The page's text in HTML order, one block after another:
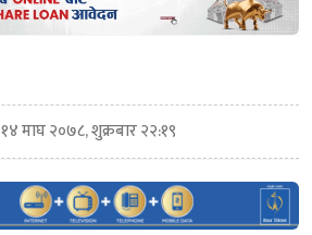
१४ माघ २०७८, शुक्रबार २२:१९